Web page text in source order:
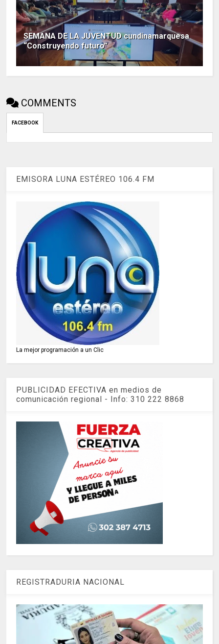
SEMANA DE LA JUVENTUD cundinamarquesa
“Construyendo futuro”
COMMENTS
FACEBOOK
EMISORA LUNA ESTÉREO 106.4 FM
La mejor programación a un Clic
PUBLICIDAD EFECTIVA en medios de
comunicación regional - Info: 310 222 8868
REGISTRADURIA NACIONAL